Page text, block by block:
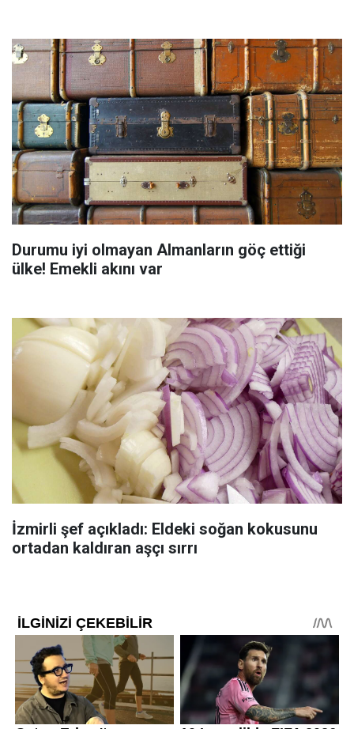
Durumu iyi olmayan Almanların göç ettiği
ülke! Emekli akını var
İzmirli şef açıkladı: Eldeki soğan kokusunu
ortadan kaldıran aşçı sırrı